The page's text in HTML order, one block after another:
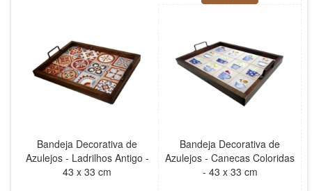
Bandeja Decorativa de
Azulejos - Ladrilhos Antigo -
43 x 33 cm
Bandeja Decorativa de
Azulejos - Canecas Coloridas
- 43 x 33 cm